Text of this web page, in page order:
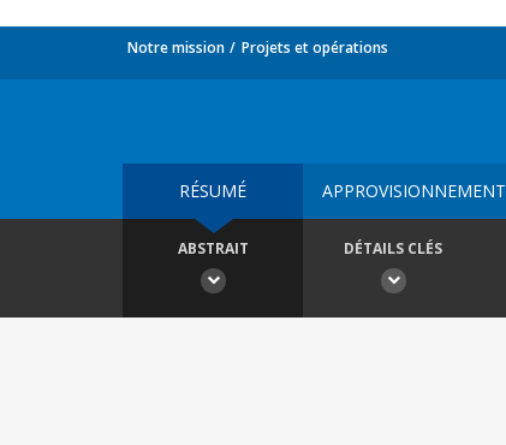
Notre mission Projets et opérations
RÉSUMÉ APPROVISIONNEMENT
ABSTRAIT DÉTAILS CLÉS